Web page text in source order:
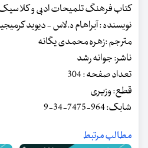
کتاب فرهنگ تلمیحات ادبی و
نویسنده : آبراهام ه.لاس - دیوید
مترجم :زهره محمدی یگانه
ناشر: جوانه رشد
تعداد صفحه : 304
قطع: وزیری
شابک: 964-7475-34-9
مطالب مرتبط